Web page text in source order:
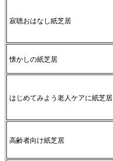
寂聴おはなし紙芝居
懐かしの紙芝居
はじめてみよう老人ケアに紙芝居
高齢者向け紙芝居